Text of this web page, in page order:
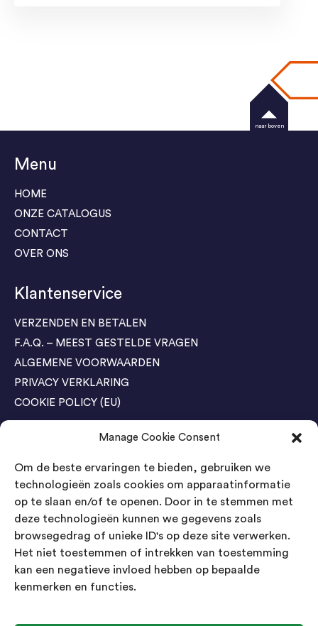
Manage Cookie Consent
Om de beste ervaringen te bieden, gebruiken we
technologieën zoals cookies om apparaatinformatie
op te slaan en/of te openen. Door in te stemmen met
deze technologieën kunnen we gegevens zoals
browsegedrag of unieke ID's op deze site verwerken.
Het niet toestemmen of intrekken van toestemming
kan een negatieve invloed hebben op bepaalde
kenmerken en functies.
Menu
HOME
ONZE CATALOGUS
CONTACT
OVER ONS
Klantenservice
VERZENDEN EN BETALEN
F.A.Q. – MEEST GESTELDE VRAGEN
ALGEMENE VOORWAARDEN
PRIVACY VERKLARING
COOKIE POLICY (EU)
Agenda Trade Shows
04-05 November / SVG FAIR Winterswijk
Bestel GRATIS kaarten
24-26 March / IAW Trade Fair - Cologne
Bestel GRATIS kaarten
Contact
naar boven